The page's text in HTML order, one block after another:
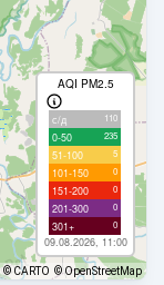
AQI PM2.5
с/д 110
0-50 235
51-100 5
101-150 0
151-200 0
201-300 0
301+ 0
09.08.2026, 11:00
© CARTO © OpenStreetMap